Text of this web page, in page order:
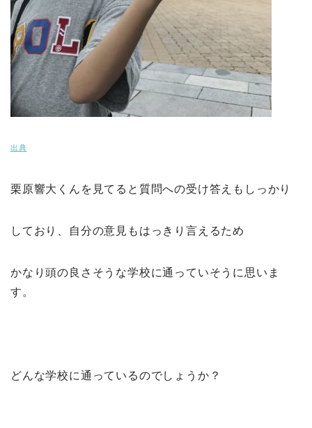
出典
栗原響大くんを見てると質問への受け答えもしっかり
しており、自分の意見もはっきり言えるため
かなり頭の良さそうな学校に通っていそうに思いま
す。
どんな学校に通っているのでしょうか？